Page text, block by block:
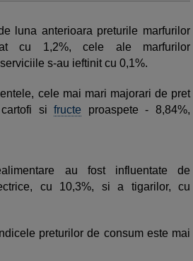
luna anterioara preturile marfurilor
cu 1,2%, cele ale marfurilor
s-au ieftinit cu 0,1%.
cele mai mari majorari de pret
cartofi sifructe proaspete - 8,84%,
au fost influentate de
cu 10,3%, si a tigarilor, cu
preturilor de consum este mai